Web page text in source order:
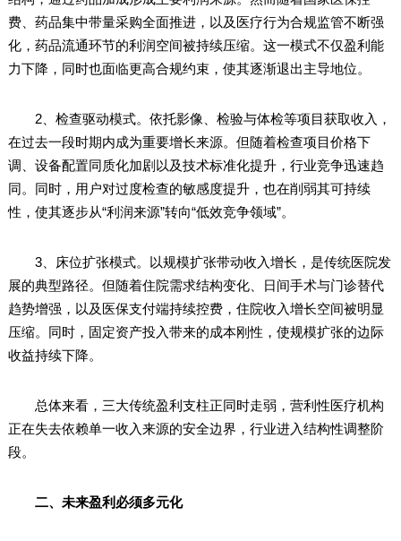
费、药品集中带量采购全面推进，以及医疗行为合规监管不断强
化，药品流通环节的利润空间被持续压缩。这一模式不仅盈利能
力下降，同时也面临更高合规约束，使其逐渐退出主导地位。
2、检查驱动模式。依托影像、检验与体检等项目获取收入，
在过去一段时期内成为重要增长来源。但随着检查项目价格下
调、设备配置同质化加剧以及技术标准化提升，行业竞争迅速趋
同。同时，用户对过度检查的敏感度提升，也在削弱其可持续
性，使其逐步从“利润来源”转向“低效竞争领域”。
3、床位扩张模式。以规模扩张带动收入增长，是传统医院发
展的典型路径。但随着住院需求结构变化、日间手术与门诊替代
趋势增强，以及医保支付端持续控费，住院收入增长空间被明显
压缩。同时，固定资产投入带来的成本刚性，使规模扩张的边际
收益持续下降。
总体来看，三大传统盈利支柱正同时走弱，营利性医疗机构
正在失去依赖单一收入来源的安全边界，行业进入结构性调整阶
段。
二、未来盈利必须多元化